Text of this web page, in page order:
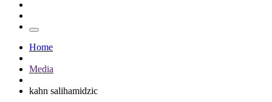
Home
Media
kahn salihamidzic